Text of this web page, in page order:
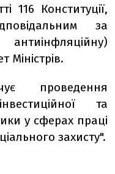
116 Конституції,
за
Міністрів.
проведення
та
у сферах праці
захисту".